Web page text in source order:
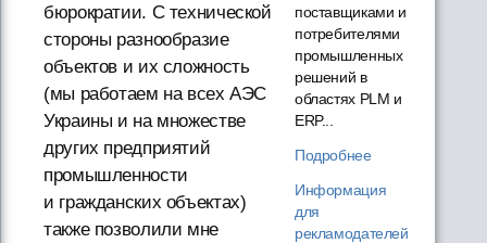
бюрократии. С технической
стороны разнообразие
объектов и их сложность
(мы работаем на всех АЭС
Украины и на множестве
других предприятий
промышленности
и гражданских объектах)
также позволили мне
поставщиками и
потребителями
промышленных
решений в
областях PLM и
ERP...
Подробнее
Информация
для
рекламодателей